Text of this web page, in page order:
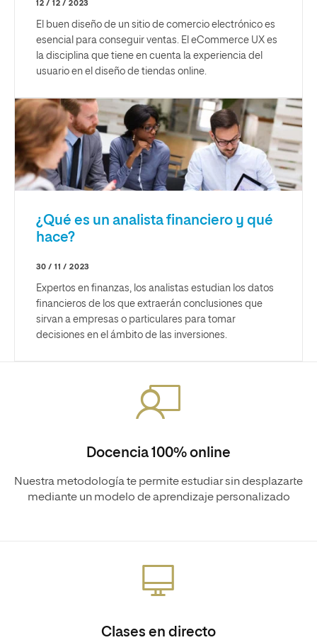
12 / 12 / 2023
El buen diseño de un sitio de comercio electrónico es
esencial para conseguir ventas. El eCommerce UX es
la disciplina que tiene en cuenta la experiencia del
usuario en el diseño de tiendas online.
¿Qué es un analista financiero y qué
hace?
30 / 11 / 2023
Expertos en finanzas, los analistas estudian los datos
financieros de los que extraerán conclusiones que
sirvan a empresas o particulares para tomar
decisiones en el ámbito de las inversiones.
Docencia 100% online
Nuestra metodología te permite estudiar sin desplazarte
mediante un modelo de aprendizaje personalizado
Clases en directo